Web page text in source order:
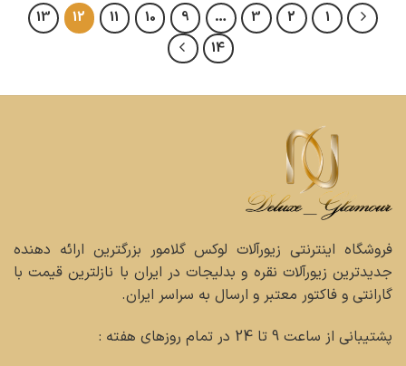
1
2
3
…
9
10
11
12
13
14
فروشگاه اینترنتی زیورآلات لوکس گلامور بزرگترین ارائه دهنده
جدیدترین زیورآلات نقره و بدلیجات در ایران با نازلترین قیمت با
گارانتی و فاکتور معتبر و ارسال به سراسر ایران.
پشتیبانی از ساعت 9 تا 24 در تمام روزهای هفته :